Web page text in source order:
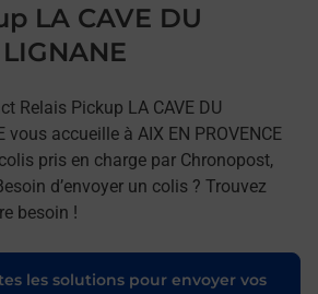
LA CAVE DU
Relais Pickup LA CAVE DU
vous accueille à AIX EN PROVENCE
pris en charge par Chronopost,
d’envoyer un colis ? Trouvez
besoin !
les solutions pour envoyer vos